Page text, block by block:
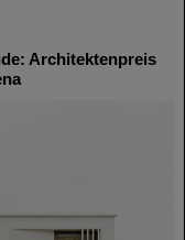
Architektenpreis